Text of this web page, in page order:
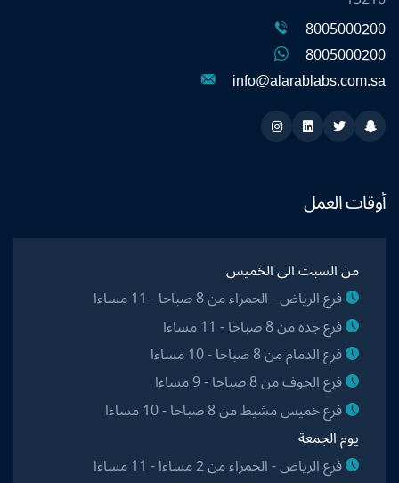
8005000200
8005000200
info@alarablabs.com.sa
Snapchat
Twitter
Linkedin
Instagram
أوقات العمل
من السبت الى الخميس
فرع الرياض - الحمراء من 8 صباحا - 11 مساءا
فرع جدة من 8 صباحا - 11 مساءا
فرع الدمام من 8 صباحا - 10 مساءا
فرع الجوف من 8 صباحا - 9 مساءا
فرع خميس مشيط من 8 صباحا - 10 مساءا
يوم الجمعة
فرع الرياض - الحمراء من 2 مساءا - 11 مساءا